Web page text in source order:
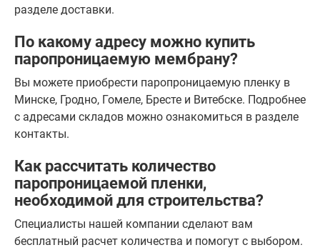
разделе доставки.
По какому адресу можно купить
паропроницаемую мембрану?
Вы можете приобрести паропроницаемую пленку в
Минске, Гродно, Гомеле, Бресте и Витебске. Подробнее
с адресами складов можно ознакомиться в разделе
контакты.
Как рассчитать количество
паропроницаемой пленки,
необходимой для строительства?
Специалисты нашей компании сделают вам
бесплатный расчет количества и помогут с выбором.